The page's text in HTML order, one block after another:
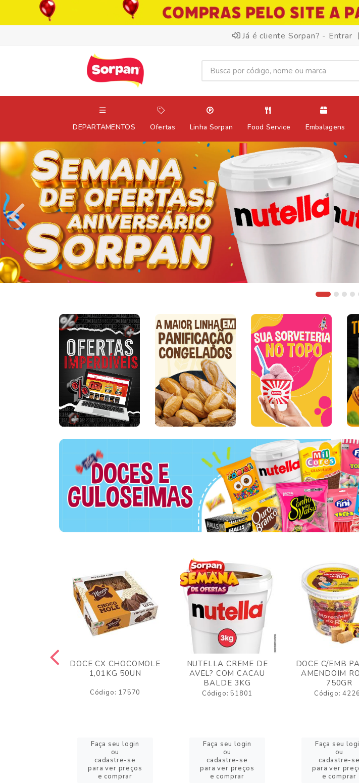
Já é cliente Sorpan? - Entrar |
DEPARTAMENTOS Ofertas Linha Sorpan Food Service Embalagens
DOCE CX CHOCOMOLE
1,01KG 50UN
Código: 17570
Faça seu login
ou
cadastre-se
para ver preços
e comprar
NUTELLA CREME DE
AVEL? COM CACAU
BALDE 3KG
Código: 51801
Faça seu login
ou
cadastre-se
para ver preços
e comprar
DOCE C/EMB
AMENDOIM
750GR
Código:
Faça seu
ou
cadastre-se
para ver
e comprar